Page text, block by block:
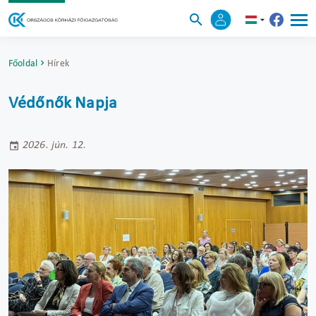
Főoldal Hírek
Védőnők Napja
2026. jún. 12.